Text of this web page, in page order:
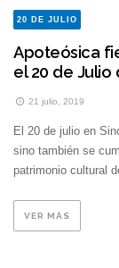
20 DE JULIO
Apoteósica
el 20 de Julio
21 julio, 2019
El 20 de julio en
sino también se
patrimonio cultural
VER MÁS